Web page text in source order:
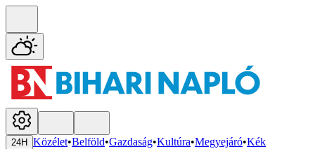
24H Közélet•Belföld•Gazdaság•Kultúra•Megyejáró•Kék